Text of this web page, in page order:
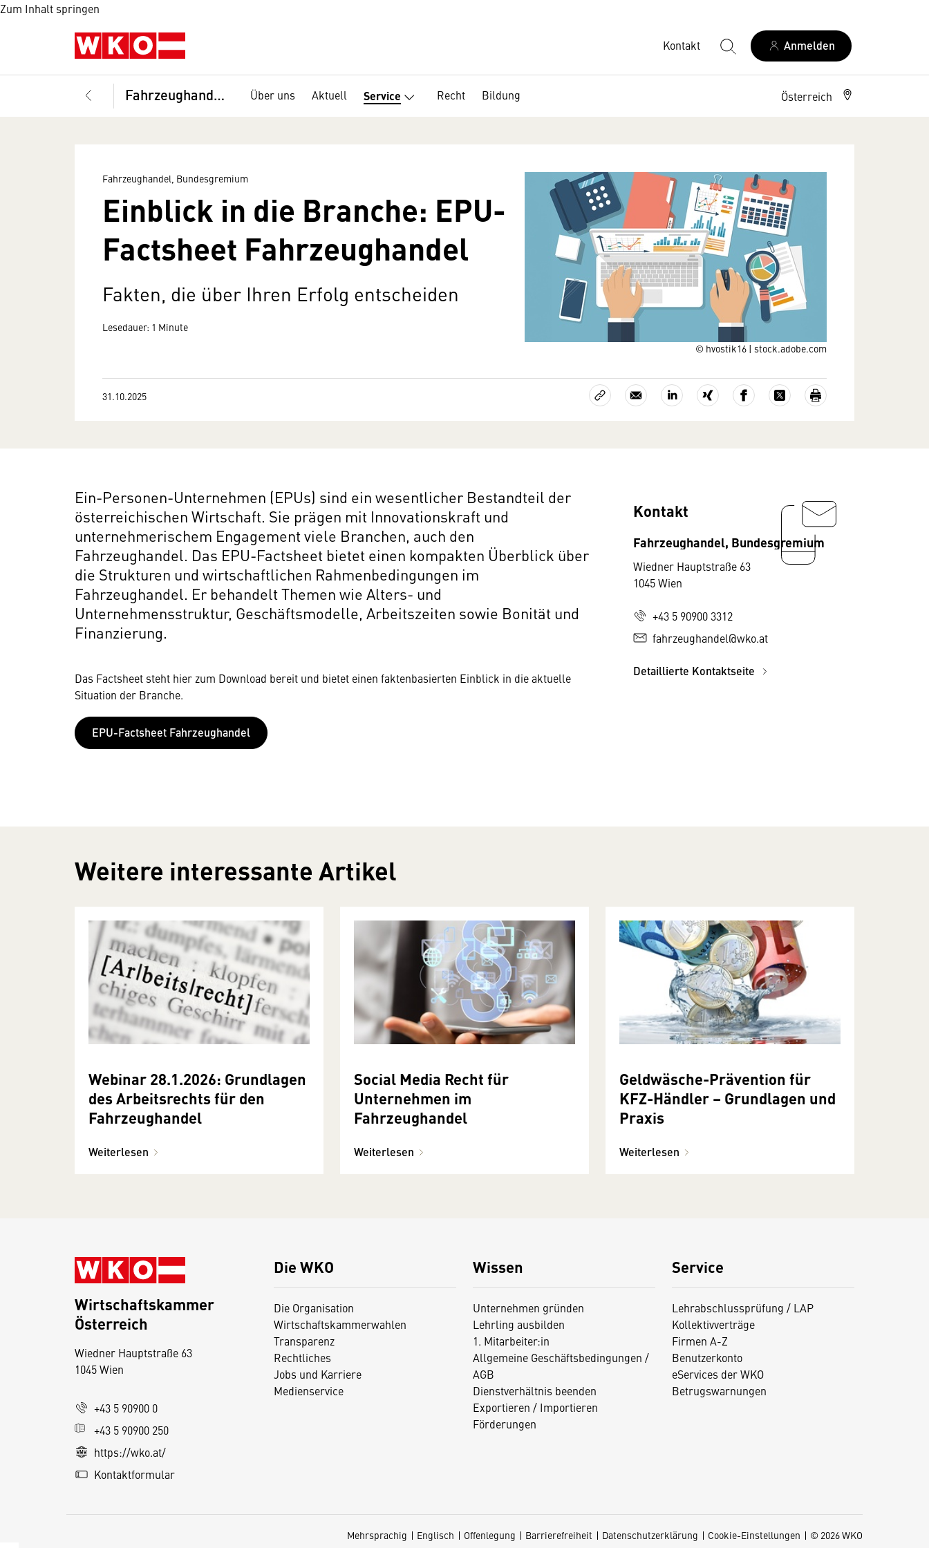
Zum Inhalt springen
Kontakt Anmelden
Fahrzeughandel, Bundesgremium Über uns Aktuell Service Recht Bildung Österreich
© hvostik16 | stock.adobe.com
Fahrzeughandel, Bundesgremium
Einblick in die Branche: EPU-
Factsheet Fahrzeughandel
Fakten, die über Ihren Erfolg entscheiden
Lesedauer: 1 Minute
31.10.2025
Ein-Personen-Unternehmen (EPUs) sind ein wesentlicher Bestandteil der
österreichischen Wirtschaft. Sie prägen mit Innovationskraft und
unternehmerischem Engagement viele Branchen, auch den
Fahrzeughandel. Das EPU-Factsheet bietet einen kompakten Überblick über
die Strukturen und wirtschaftlichen Rahmenbedingungen im
Fahrzeughandel. Er behandelt Themen wie Alters- und
Unternehmensstruktur, Geschäftsmodelle, Arbeitszeiten sowie Bonität und
Finanzierung.
Das Factsheet steht hier zum Download bereit und bietet einen faktenbasierten Einblick in die aktuelle
Situation der Branche.
EPU-Factsheet Fahrzeughandel
Kontakt
Fahrzeughandel, Bundesgremium
Wiedner Hauptstraße 63
1045 Wien
+43 5 90900 3312
fahrzeughandel@wko.at
Detaillierte Kontaktseite
Weitere interessante Artikel
Webinar 28.1.2026: Grundlagen
des Arbeitsrechts für den
Fahrzeughandel
Weiterlesen
Social Media Recht für
Unternehmen im
Fahrzeughandel
Weiterlesen
Geldwäsche-Prävention für
KFZ-Händler – Grundlagen und
Praxis
Weiterlesen
Die WKO
Die Organisation
Wirtschaftskammerwahlen
Transparenz
Rechtliches
Jobs und Karriere
Medienservice
Wissen
Unternehmen gründen
Lehrling ausbilden
1. Mitarbeiter:in
Allgemeine Geschäftsbedingungen /
AGB
Dienstverhältnis beenden
Exportieren / Importieren
Förderungen
Service
Lehrabschlussprüfung / LAP
Kollektivverträge
Firmen A-Z
Benutzerkonto
eServices der WKO
Betrugswarnungen
Wirtschaftskammer
Österreich
Wiedner Hauptstraße 63
1045 Wien
+43 5 90900 0
+43 5 90900 250
https://wko.at/
Kontaktformular
Mehrsprachig Englisch Offenlegung Barrierefreiheit Datenschutzerklärung Cookie-Einstellungen © 2026 WKO